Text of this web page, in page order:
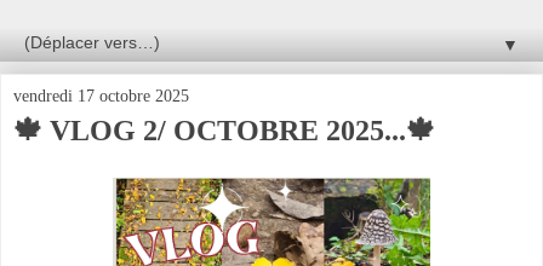
▼
vendredi 17 octobre 2025
🍁 VLOG 2/ OCTOBRE 2025...🍁